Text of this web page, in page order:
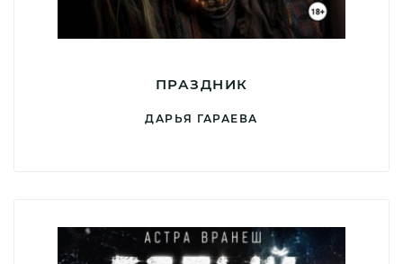
ПРАЗДНИК
ДАРЬЯ ГАРАЕВА